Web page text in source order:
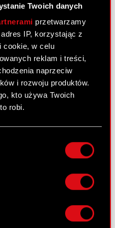
Twoich danych
przetwarzamy
IP, korzystając z
cookie, w celu
reklam i treści,
naprzeciw
i rozwoju produktów.
kto używa Twoich
robi.
z dokładnością nawet
urządzenie, aktywnie
je zbiory
19/2011
2011
2011 –